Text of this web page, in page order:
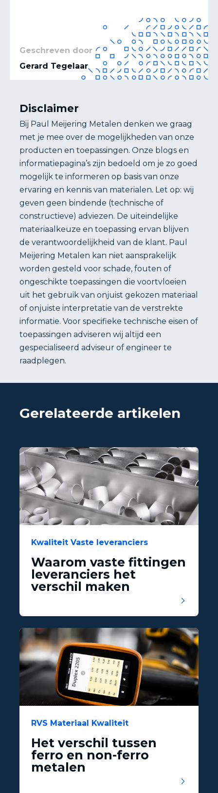
Geschreven door
Gerard Tegelaar
Disclaimer
Bij Paul Meijering Metalen denken we graag
met je mee over de mogelijkheden van onze
producten en toepassingen. Onze blogs en
informatiepagina’s zijn bedoeld om je zo goed
mogelijk te informeren op basis van onze
ervaring en kennis van materialen. Let op: wij
geven geen bindende (technische of
constructieve) adviezen. De uiteindelijke
materiaalkeuze en toepassing ervan blijven
de verantwoordelijkheid van de klant. Paul
Meijering Metalen kan niet aansprakelijk
worden gesteld voor schade, fouten of
ongeschikte toepassingen die voortvloeien
uit het gebruik van onjuist gekozen materiaal
of onjuiste interpretatie van de verstrekte
informatie. Voor specifieke technische eisen of
toepassingen adviseren wij altijd een
gespecialiseerd adviseur of engineer te
raadplegen.
Gerelateerde artikelen
Kwaliteit Vaste leveranciers
Waarom vaste fittingen
leveranciers het
verschil maken
RVS Materiaal Kwaliteit
Het verschil tussen
ferro en non-ferro
metalen